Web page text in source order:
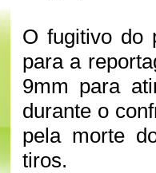
O fugitivo do
para a
9mm para
durante o
pela morte
tiros.